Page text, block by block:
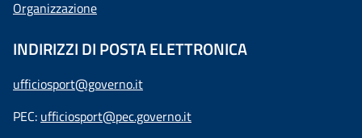
Organizzazione
INDIRIZZI DI POSTA ELETTRONICA
ufficiosport@governo.it
PEC: ufficiosport@pec.governo.it